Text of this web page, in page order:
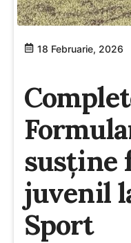
18 Februarie, 2026
susține
juvenil
Sport